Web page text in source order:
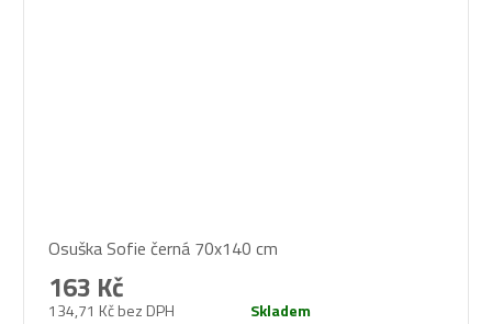
Osuška Sofie černá 70x140 cm
134,71 Kč bez DPH
163 Kč
Skladem